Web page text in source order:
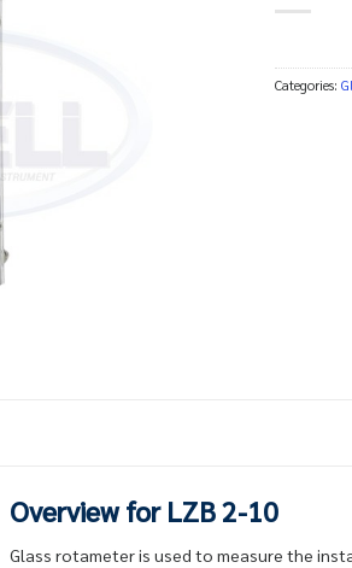
Categories:
Overview for LZB 2-10
Glass rotameter is used to measure the